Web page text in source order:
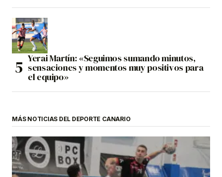
Yerai Martín: «Seguimos sumando minutos,
sensaciones y momentos muy positivos para
el equipo»
MÁS NOTICIAS DEL DEPORTE CANARIO